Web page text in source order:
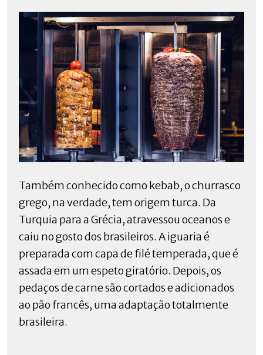
Também conhecido como kebab, o churrasco
grego, na verdade, tem origem turca. Da
Turquia para a Grécia, atravessou oceanos e
caiu no gosto dos brasileiros. A iguaria é
preparada com capa de filé temperada, que é
assada em um espeto giratório. Depois, os
pedaços de carne são cortados e adicionados
ao pão francês, uma adaptação totalmente
brasileira.